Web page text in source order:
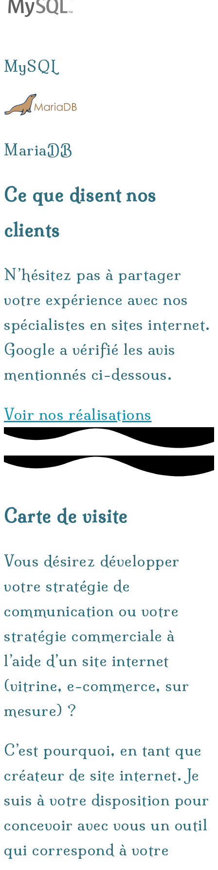
MySQL
MariaDB
Ce que disent nos
clients
N’hésitez pas à partager
votre expérience avec nos
spécialistes en sites internet.
Google a vérifié les avis
mentionnés ci-dessous.
Voir nos réalisations
Carte de visite
Vous désirez développer
votre stratégie de
communication ou votre
stratégie commerciale à
l’aide d’un site internet
(vitrine, e-commerce, sur
mesure) ?
C’est pourquoi, en tant que
créateur de site internet. Je
suis à votre disposition pour
concevoir avec vous un outil
qui correspond à votre